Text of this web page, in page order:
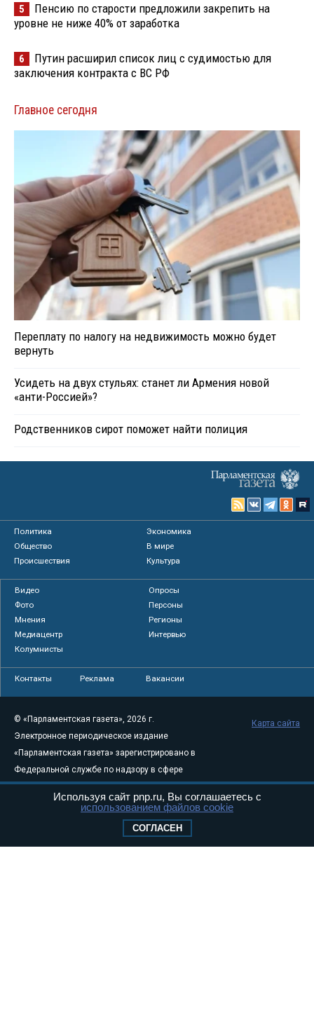
5
Пенсию по старости предложили закрепить на
уровне не ниже 40% от заработка
6
Путин расширил список лиц с судимостью для
заключения контракта с ВС РФ
Главное сегодня
Переплату по налогу на недвижимость можно будет
вернуть
Усидеть на двух стульях: станет ли Армения новой
«анти-Россией»?
Родственников сирот поможет найти полиция
Политика
Экономика
Общество
В мире
Происшествия
Культура
Видео
Опросы
Фото
Персоны
Мнения
Регионы
Медиацентр
Интервью
Колумнисты
Контакты Реклама Вакансии
© «Парламентская газета», 2026 г.
Электронное периодическое издание
«Парламентская газета» зарегистрировано в
Федеральной службе по надзору в сфере
связи, информационных технологий и
массовых коммуникаций (Роскомнадзор) 05
Свидетельство о регистрации Эл № ФС77-
Карта сайта
Используя сайт pnp.ru, Вы соглашаетесь с
использованием файлов cookie
СОГЛАСЕН